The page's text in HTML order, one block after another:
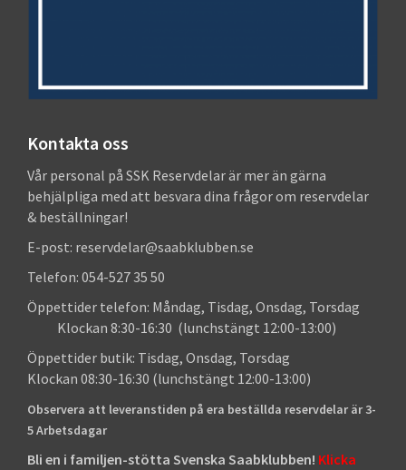
Kontakta oss
Vår personal på SSK Reservdelar är mer än gärna
behjälpliga med att besvara dina frågor om reservdelar
& beställningar!
E-post: reservdelar@saabklubben.se
Telefon: 054-527 35 50
Öppettider telefon: Måndag, Tisdag, Onsdag, Torsdag
Klockan 8:30-16:30 (lunchstängt 12:00-13:00)
Öppettider butik: Tisdag, Onsdag, Torsdag
Klockan 08:30-16:30 (lunchstängt 12:00-13:00)
Observera att leveranstiden på era beställda reservdelar är 3-
5 Arbetsdagar
Bli en i familjen-stötta Svenska Saabklubben! Klicka